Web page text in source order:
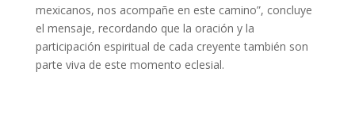
mexicanos, nos acompañe en este camino”, concluye
el mensaje, recordando que la oración y la
participación espiritual de cada creyente también son
parte viva de este momento eclesial.